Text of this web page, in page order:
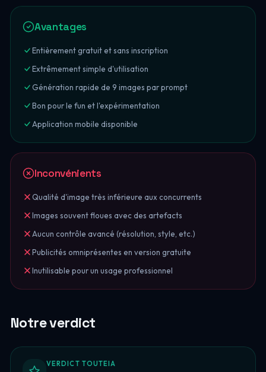
Avantages
Entièrement gratuit et sans inscription
Extrêmement simple d'utilisation
Génération rapide de 9 images par prompt
Bon pour le fun et l'expérimentation
Application mobile disponible
Inconvénients
Qualité d'image très inférieure aux concurrents
Images souvent floues avec des artefacts
Aucun contrôle avancé (résolution, style, etc.)
Publicités omniprésentes en version gratuite
Inutilisable pour un usage professionnel
Notre verdict
VERDICT TOUTEIA